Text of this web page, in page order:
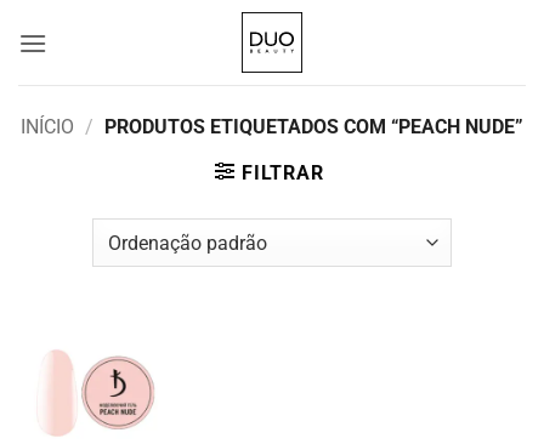
INÍCIO / PRODUTOS ETIQUETADOS COM “PEACH NUDE”
FILTRAR